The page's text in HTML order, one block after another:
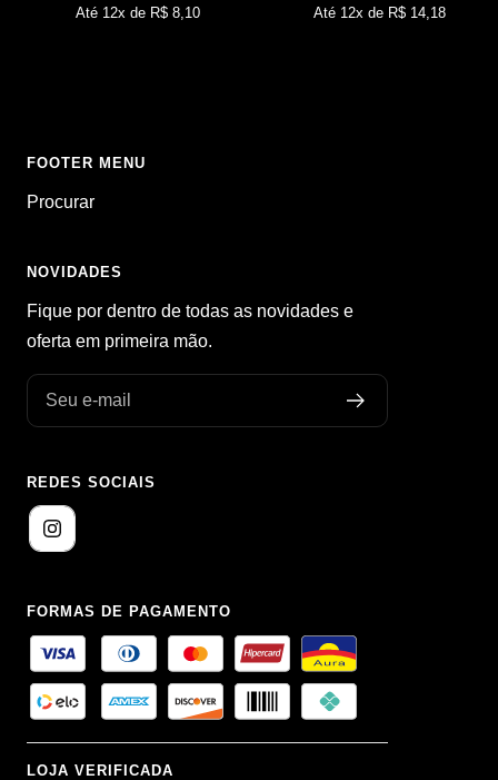
promocional
Até 12x de R$ 8,10
promocional
Até 12x de R$ 14,18
FOOTER MENU
Procurar
NOVIDADES
Fique por dentro de todas as novidades e
oferta em primeira mão.
Seu e-mail
REDES SOCIAIS
FORMAS DE PAGAMENTO
LOJA VERIFICADA